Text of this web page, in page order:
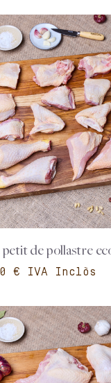
petit de pollastre
€